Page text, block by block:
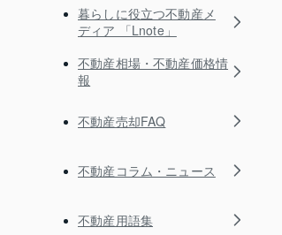
暮らしに役立つ不動産メ
ディア 「Lnote」
不動産相場・不動産価格情
報
不動産売却FAQ
不動産コラム・ニュース
不動産用語集